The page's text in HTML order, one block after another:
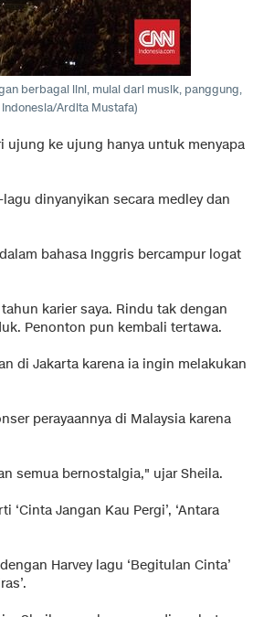
berbagai lini, mulai dari musik, panggung,
Ardita Mustafa)
ujung ke ujung hanya untuk menyapa
dinyanyikan secara medley dan
bahasa Inggris bercampur logat
karier saya. Rindu tak dengan
Penonton pun kembali tertawa.
di Jakarta karena ia ingin melakukan
perayaannya di Malaysia karena
semua bernostalgia," ujar Sheila.
Jangan Kau Pergi’, ‘Antara
Harvey lagu ‘Begitulan Cinta’